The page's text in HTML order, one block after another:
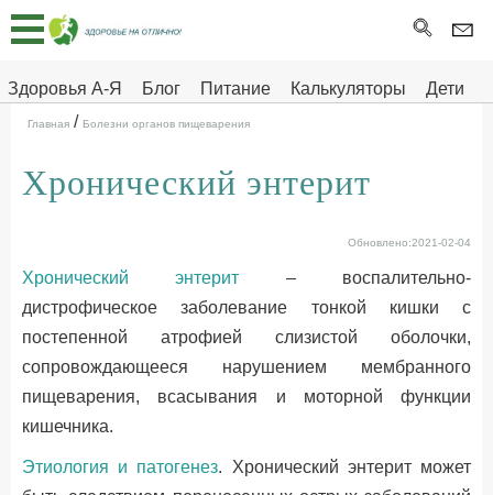
Здоровья А-Я Блог Питание Калькуляторы
Дети
Здоровье на отлично
Главная
Тесты
Про
ДЕТЯМ
Главная / Болезни органов пищеварения
Хронический энтерит
Обновлено:2021-02-04
Хронический энтерит – воспалительно-
дистрофическое заболевание тонкой кишки с
постепенной атрофией слизистой оболочки,
сопровождающееся нарушением мембранного
пищеварения, всасывания и моторной функции
кишечника.
Этиология и патогенез. Хронический энтерит может